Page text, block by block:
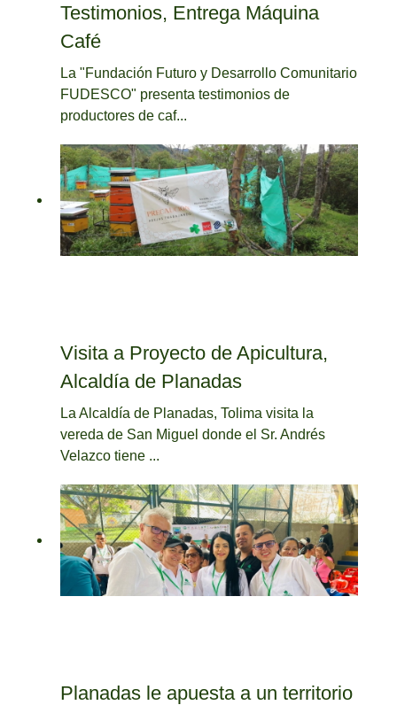
Testimonios, Entrega Máquina
Café
La "Fundación Futuro y Desarrollo Comunitario
FUDESCO" presenta testimonios de
productores de caf...
Visita a Proyecto de Apicultura,
Alcaldía de Planadas
La Alcaldía de Planadas, Tolima visita la
vereda de San Miguel donde el Sr. Andrés
Velazco tiene ...
Planadas le apuesta a un territorio